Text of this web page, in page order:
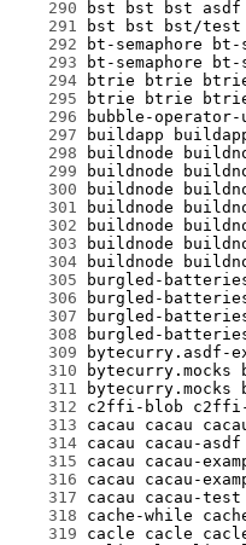
    290
    291
    292
    293
    294
    295
    296
    297
    298
    299
    300
    301
    302
    303
    304
    305
    306
    307
    308
    309
    310
    311
    312
    313
    314
    315
    316
    317
    318
    319